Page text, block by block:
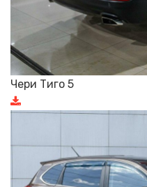
Чери Тиго 5